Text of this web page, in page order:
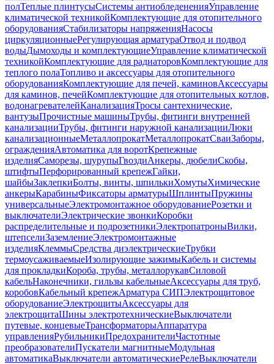
полТеплые плинтусыСистемы антиобледененияУправление
климатической техникойКомплектующие для отопительного
оборудованияСтабилизаторы напряженияНасосы
циркуляционныеРегулирующая арматураОтвод и подвод
водыДымоходы и комплектующиеУправление климатической
техникойКомплектующие для радиаторовКомплектующие для
теплого полаТопливо и аксессуары для отопительного
оборудованияКомплектующие для печей, каминовАксессуары
для каминов, печейКомплектующие для отопительных котлов,
водонагревателейКанализацияТросы сантехнические,
вантузыПрочистные машиныТрубы, фитинги внутренней
канализацииТрубы, фитинги наружной канализацииЛюки
канализационныеМеталлопрокатМеталлопрокатСваиЗаборы,
огражденияАвтоматика для воротКрепежные
изделияСаморезы, шурупыГвоздиАнкеры, дюбелиСкобы,
штифтыПерфорированный крепежГайки,
шайбыЗаклепкиБолты, винты, шпилькиХомутыХимические
анкерыКарабиныФиксаторы арматурыШплинтыПружины
универсальныеЭлектромонтажное оборудованиеРозетки и
выключателиЭлектрические звонкиКоробки
распределительные и подрозетникиЭлектропатроныВилки,
штепселиЗаземлениеЭлектромонтажные
изделияКлеммыСредства диэлектрическиеТрубки
термоусаживаемыеИзолирующие зажимыКабель и системы
для прокладкиКороба, трубы, металлорукавСиловой
кабельНаконечники, гильзы кабельныеАксессуары для труб,
коробовКабельный крепежАрматура СИПЭлектрощитовое
оборудованиеЭлектрощитыАксессуары для
электрощитаШины электротехническиеВыключатели
путевые, концевыеТрансформаторыАппаратура
управленияРубильникиПредохранителиЧастотные
преобразователиПускатели магнитныеМодульная
автоматикаВыключатели автоматическиеРелеВыключатели